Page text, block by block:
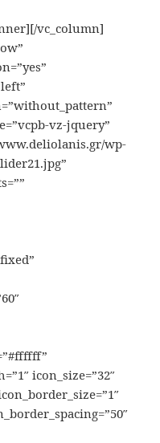
vc_column]
vz-jquery”
wp-
icon_size=”32″